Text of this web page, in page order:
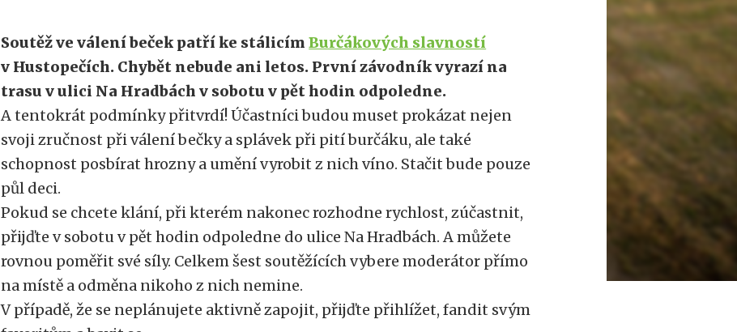
Soutěž ve válení beček patří ke stálicímBurčákových slavností
v Hustopečích. Chybět nebude ani letos. První závodník vyrazí na
trasu v ulici Na Hradbách v sobotu v pět hodin odpoledne.
A tentokrát podmínky přitvrdí! Účastníci budou muset prokázat nejen
svoji zručnost při válení bečky a splávek při pití burčáku, ale také
schopnost posbírat hrozny a umění vyrobit z nich víno. Stačit bude pouze
půl deci.
Pokud se chcete klání, při kterém nakonec rozhodne rychlost, zúčastnit,
přijďte v sobotu v pět hodin odpoledne do ulice Na Hradbách. A můžete
rovnou poměřit své síly. Celkem šest soutěžících vybere moderátor přímo
na místě a odměna nikoho z nich nemine.
V případě, že se neplánujete aktivně zapojit, přijďte přihlížet, fandit svým